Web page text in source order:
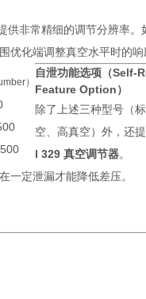
供非常精细的调节分辨率
化端调整真空水平时的响
）
自泄功能选项（Self-
Feature Option）
除了上述三种型号（
空、高真空）外，还
l 329 真空调节器。
一定泄漏才能降低差压。